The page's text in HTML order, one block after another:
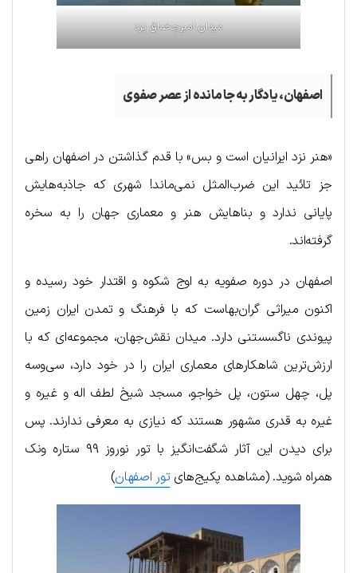
میدان امیرچخماق یزد
اصفهان، یادگار به جا مانده از عصر صفوی
«هنر نزد ایرانیان است و بس» با قدم گذاشتن در اصفهان راهی
جز تائید این ضرب‌المثل نمی‌ماند! شهری که جاذبه‌هایش
پایانی ندارد و بناهایش هنر و معماری جهان را به سخره
گرفته‌اند.
اصفهان در دوره صفویه به اوج شکوه و اقتدار خود رسیده و
اکنون میراثی گران‌بهاست که با فرهنگ و تمدن ایران زمین
پیوندی ناگسستنی دارد. میدان نقش‌جهان، مجموعه‌ای که با
ارزش‌ترین شاهکارهای معماری ایران را در خود دارد، سی‌وسه
پل، چهل ستون، پل خواجو، مسجد شیخ لطف اله و غیره و
غیره به قدری مشهور هستند که نیازی به معرفی ندارند. پس
برای دیدن این آثار شگفت‌انگیز با تور نوروز ۹۹ ستاره ونک
همراه شوید. (مشاهده پکیج‌های تور اصفهان)